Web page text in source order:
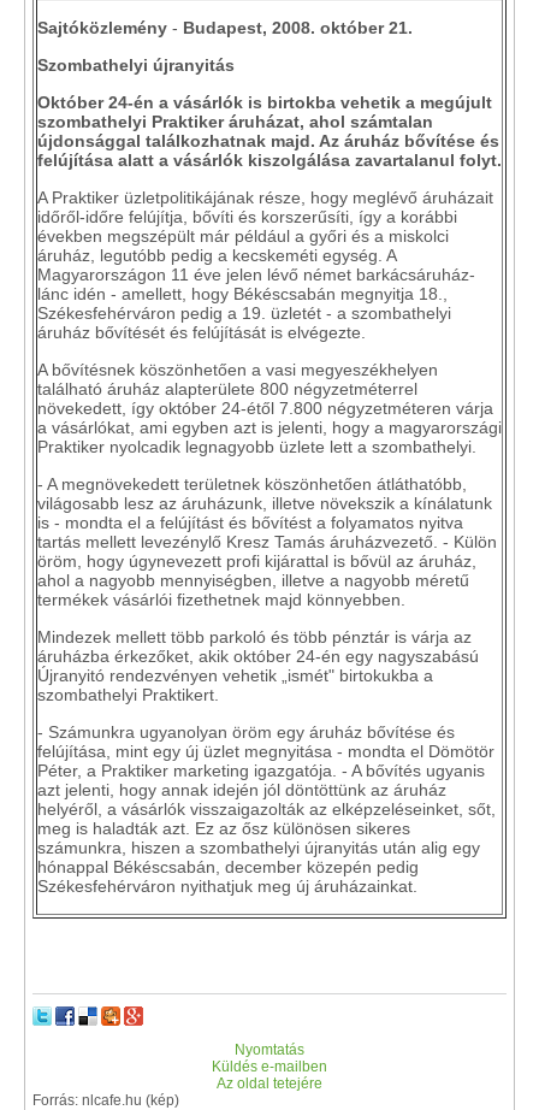
Sajtóközlemény - Budapest, 2008. október 21.
Szombathelyi újranyitás
Október 24-én a vásárlók is birtokba vehetik a megújult
szombathelyi Praktiker áruházat, ahol számtalan
újdonsággal találkozhatnak majd. Az áruház bővítése és
felújítása alatt a vásárlók kiszolgálása zavartalanul folyt.
A Praktiker üzletpolitikájának része, hogy meglévő áruházait
időről-időre felújítja, bővíti és korszerűsíti, így a korábbi
években megszépült már például a győri és a miskolci
áruház, legutóbb pedig a kecskeméti egység. A
Magyarországon 11 éve jelen lévő német barkácsáruház-
lánc idén - amellett, hogy Békéscsabán megnyitja 18.,
Székesfehérváron pedig a 19. üzletét - a szombathelyi
áruház bővítését és felújítását is elvégezte.
A bővítésnek köszönhetően a vasi megyeszékhelyen
található áruház alapterülete 800 négyzetméterrel
növekedett, így október 24-étől 7.800 négyzetméteren várja
a vásárlókat, ami egyben azt is jelenti, hogy a magyarországi
Praktiker nyolcadik legnagyobb üzlete lett a szombathelyi.
- A megnövekedett területnek köszönhetően átláthatóbb,
világosabb lesz az áruházunk, illetve növekszik a kínálatunk
is - mondta el a felújítást és bővítést a folyamatos nyitva
tartás mellett levezénylő Kresz Tamás áruházvezető. - Külön
öröm, hogy úgynevezett profi kijárattal is bővül az áruház,
ahol a nagyobb mennyiségben, illetve a nagyobb méretű
termékek vásárlói fizethetnek majd könnyebben.
Mindezek mellett több parkoló és több pénztár is várja az
áruházba érkezőket, akik október 24-én egy nagyszabású
Újranyitó rendezvényen vehetik „ismét" birtokukba a
szombathelyi Praktikert.
- Számunkra ugyanolyan öröm egy áruház bővítése és
felújítása, mint egy új üzlet megnyitása - mondta el Dömötör
Péter, a Praktiker marketing igazgatója. - A bővítés ugyanis
azt jelenti, hogy annak idején jól döntöttünk az áruház
helyéről, a vásárlók visszaigazolták az elképzeléseinket, sőt,
meg is haladták azt. Ez az ősz különösen sikeres
számunkra, hiszen a szombathelyi újranyitás után alig egy
hónappal Békéscsabán, december közepén pedig
Székesfehérváron nyithatjuk meg új áruházainkat.
Nyomtatás
Küldés e-mailben
Az oldal tetejére
Forrás: nlcafe.hu (kép)